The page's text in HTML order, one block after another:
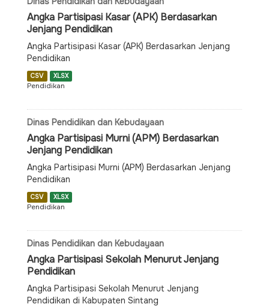
Angka Partisipasi Kasar (APK) Berdasarkan
Jenjang Pendidikan
Angka Partisipasi Kasar (APK) Berdasarkan Jenjang
Pendidikan
CSV XLSX
Pendidikan
Dinas Pendidikan dan Kebudayaan
Angka Partisipasi Murni (APM) Berdasarkan
Jenjang Pendidikan
Angka Partisipasi Murni (APM) Berdasarkan Jenjang
Pendidikan
CSV XLSX
Pendidikan
Dinas Pendidikan dan Kebudayaan
Angka Partisipasi Sekolah Menurut Jenjang
Pendidikan
Angka Partisipasi Sekolah Menurut Jenjang
Pendidikan di Kabupaten Sintang